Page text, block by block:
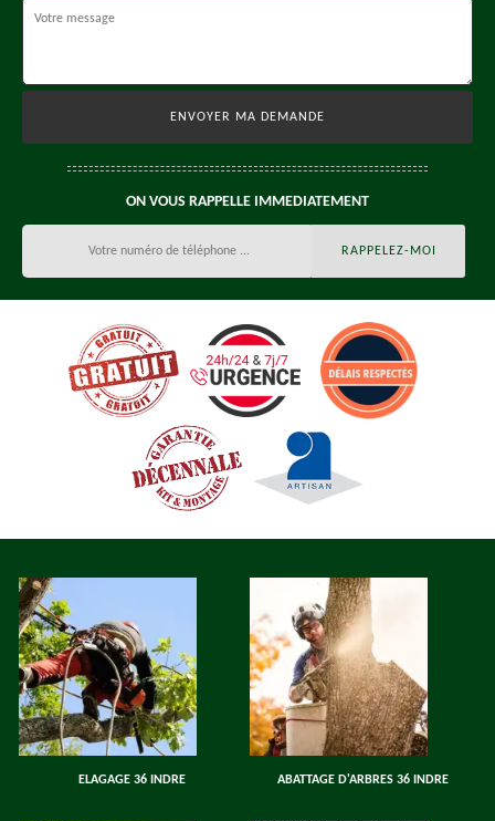
ON VOUS RAPPELLE IMMEDIATEMENT
ELAGAGE 36 INDRE ABATTAGE D'ARBRES 36 INDRE